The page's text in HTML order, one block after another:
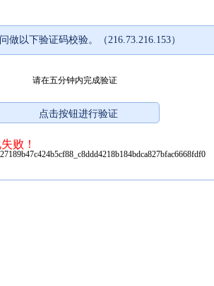
做以下验证码校验。（216.73.216.153）
请在五分钟内完成验证
败！